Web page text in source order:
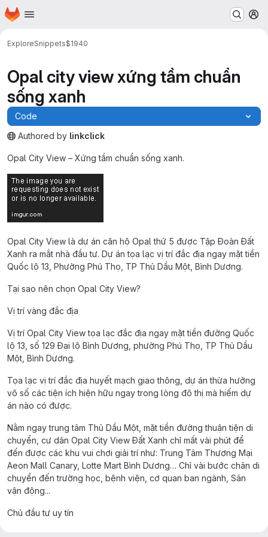
Skip to main content
Homepage
ExploreSnippets$1940
Opal city view xứng tầm chuẩn
sống xanh
Code
The snippet can be accessed without any authentication.
Authored by linkclick
Opal City View – Xứng tầm chuẩn sống xanh.
Opal City View là dự án căn hộ Opal thứ 5 được Tập Đoàn Đất
Xanh ra mắt nhà đầu tư. Dự án tọa lạc vị trí đắc địa ngay mặt tiền
Quốc lộ 13, Phường Phú Thọ, TP Thủ Dầu Một, Bình Dương.
Tại sao nên chọn Opal City View?
Vị trí vàng đắc địa
Vị trí Opal City View tọa lạc đắc địa ngay mặt tiền đường Quốc
lộ 13, số 129 Đại lộ Bình Dương, phường Phú Thọ, TP Thủ Dầu
Một, Bình Dương.
Tọa lạc vị trí đắc địa huyết mạch giao thông, dự án thừa hưởng
vô số các tiện ích hiện hữu ngay trong lòng đô thị mà hiếm dự
án nào có được.
Nằm ngay trung tâm Thủ Dầu Một, mặt tiền đường thuận tiện di
chuyển, cư dân Opal City View Đất Xanh chỉ mất vài phút để
đến được các khu vui chơi giải trí như: Trung Tâm Thương Mại
Aeon Mall Canary, Lotte Mart Bình Dương… Chỉ vài bước chân di
chuyển đến trường học, bệnh viện, cơ quan ban ngành, Sân
vận động...
Chủ đầu tư uy tín